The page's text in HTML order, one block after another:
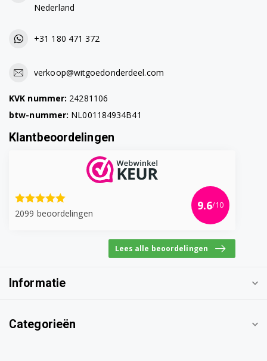
Nederland
+31 180 471 372
verkoop@witgoedonderdeel.com
KVK nummer: 24281106
btw-nummer: NL001184934B41
Klantbeoordelingen
2099 beoordelingen
9.6/10
Lees alle beoordelingen
Informatie
Categorieën